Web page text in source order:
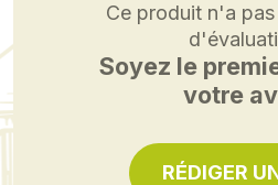
Ce produit n'a
Soyez le
votre
RÉDIGER